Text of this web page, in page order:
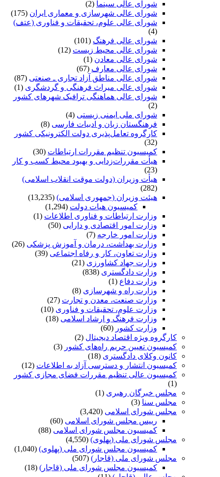
شورای عالی سینما (2)
شورای عالی شهرسازی و معماری ایران (175)
شورای عالی علوم، تحقیقات و فناوری (عتف)
(4)
شورای عالی فرهنگ (101)
شورای عالی محیط زیست (12)
شورای عالی معادن (1)
شورای عالی معارف (67)
شورای عالی مناطق آزاد تجاری ـ صنعتی (87)
شورای عالی میراث فرهنگی و گردشگری (1)
شورای عالی هماهنگی ترافیک شهرهای کشور
(2)
شورای ملی ایمنی زیستی (4)
فرهنگستان زبان و ادبیات فارسی (8)
کارگروه تعامل‌پذیری دولت الکترونیکی کشور
(32)
کمیسیون تنظیم مقررات ارتباطات (30)
هیأت مقررات‌زدایی و بهبود محیط کسب و کار
(23)
هیأت وزیران (دولت موقت انقلاب اسلامی)
(282)
هیئت وزیران (جمهوری اسلامی) (13,235)
کمیسیون هیات دولت (1,294)
وزارت ارتباطات و فناوری اطلاعات (1)
وزارت امور اقتصادی و دارایی (50)
وزارت امور خارجه (7)
وزارت بهداشت، درمان و آموزش پزشکی (26)
وزارت تعاون، کار و رفاه اجتماعی (39)
وزارت جهاد کشاورزی (21)
وزارت دادگستری (838)
وزارت دفاع (1)
وزارت راه و شهرسازی (8)
وزارت صنعت، معدن و تجارت (27)
وزارت علوم، تحقیقات و فناوری (10)
وزارت فرهنگ و ارشاد اسلامی (18)
وزارت کشور (60)
كارگروه ویژه اقتصاد دیجیتال (2)
كمیسیون تعیین حریم راه‌های كشور (3)
کانون وکلای دادگستری (18)
کمیسیون انتشار و دسترسی آزاد به اطلاعات (12)
کمیسیون عالی تنظیم مقررات فضای مجازی کشور
(1)
مجلس خبرگان رهبری (1)
مجلس سنا (3)
مجلس شورای اسلامی (3,420)
رییس مجلس شورای اسلامی (60)
کمیسیون مجلس شورای اسلامی (88)
مجلس شورای ملی (پهلوی) (4,550)
کمیسیون مجلس شورای ملی (پهلوی) (1,040)
مجلس شورای ملی (قاجار) (507)
کمیسیون مجلس شورای ملی (قاجار) (18)